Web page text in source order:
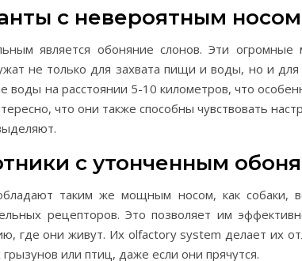
с невероятным носом
является обоняние слонов. Эти
не только для захвата пищи и воды, но и для
воды на расстоянии 5-10 километров, что
что они также способны чувствовать
с утонченным
таким же мощным носом, как собаки,
рецепторов. Это позволяет им
где они живут. Их olfactory system делает их
или птиц, даже если они прячутся.